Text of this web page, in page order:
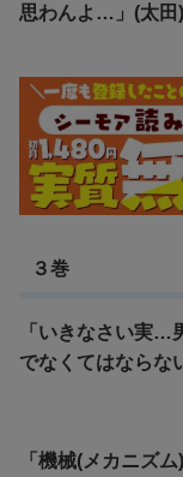
思わんよ…」(太田)
３巻
「いきなさい実…
でなくてはならな
「機械(メカニズ